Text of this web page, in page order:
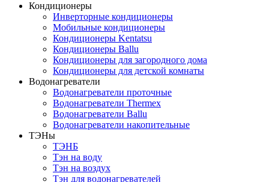
Кондиционеры
Инверторные кондиционеры
Мобильные кондиционеры
Кондиционеры Kentatsu
Кондиционеры Ballu
Кондиционеры для загородного дома
Кондиционеры для детской комнаты
Водонагреватели
Водонагреватели проточные
Водонагреватели Thermex
Водонагреватели Ballu
Водонагреватели накопительные
ТЭНы
ТЭНБ
Тэн на воду
Тэн на воздух
Тэн для водонагревателей